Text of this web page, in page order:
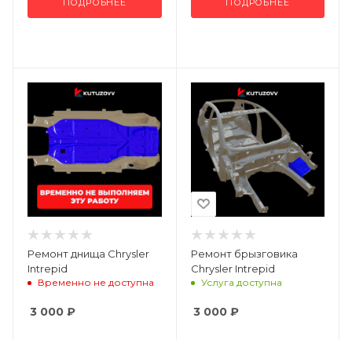
ПОДРОБНЕЕ ПОДРОБНЕЕ
Ремонт днища Chrysler
Intrepid
Временно не доступна
3 000 ₽
Ремонт брызговика
Chrysler Intrepid
Услуга доступна
3 000₽